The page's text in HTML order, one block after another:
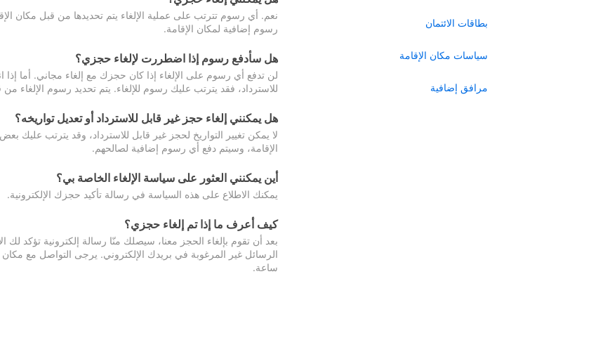
بطاقات الائتمان
سياسات مكان الإقامة
مرافق إضافية
نعم. أي رسوم تترتب على عملية الإلغاء يتم تحديدها من قبل مكان
رسوم إضافية لمكان الإقامة.
هل سأدفع رسوم إذا اضطررت لإلغاء حجزي؟
لن تدفع أي رسوم على الإلغاء إذا كان حجزك مع إلغاء مجاني. أما إذا
للاسترداد، فقد يترتب عليك رسوم للإلغاء. يتم تحديد رسوم الإلغاء
هل يمكنني إلغاء حجز غير قابل للاسترداد أو تعديل تواريخه؟
لا يمكن تغيير التواريخ لحجز غير قابل للاسترداد، وقد يترتب عليك
الإقامة، وسيتم دفع أي رسوم إضافية لصالحهم.
أين يمكنني العثور على سياسة الإلغاء الخاصة بي؟
يمكنك الاطلاع على هذه السياسة في رسالة تأكيد حجزك الإلكترونية.
كيف أعرف ما إذا تم إلغاء حجزي؟
بعد أن تقوم بإلغاء الحجز معنا، سيصلك منّا رسالة إلكترونية تؤكد
ساعة.